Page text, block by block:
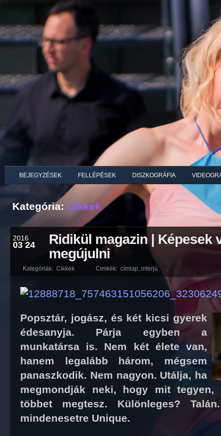
BEJEGYZÉSEK FELLÉPÉSEK DISZKOGRÁFIA
Kategória: Cikkek
2016
03 24
Ridikül magazin | Képesek
megújulni
Kategóriák: Cikkek Cimkék: címlap, interjú
Popsztár, jogász, és két kicsi gyerek
édesanyja. Párja egyben a
munkatársa is. Nem két élete van,
hanem legalább három, mégsem
panaszkodik. Nem nagyon. Utálja, ha
megmondják neki, hogy mit
többet megtesz. Különleges?
mindenesetre Unique.